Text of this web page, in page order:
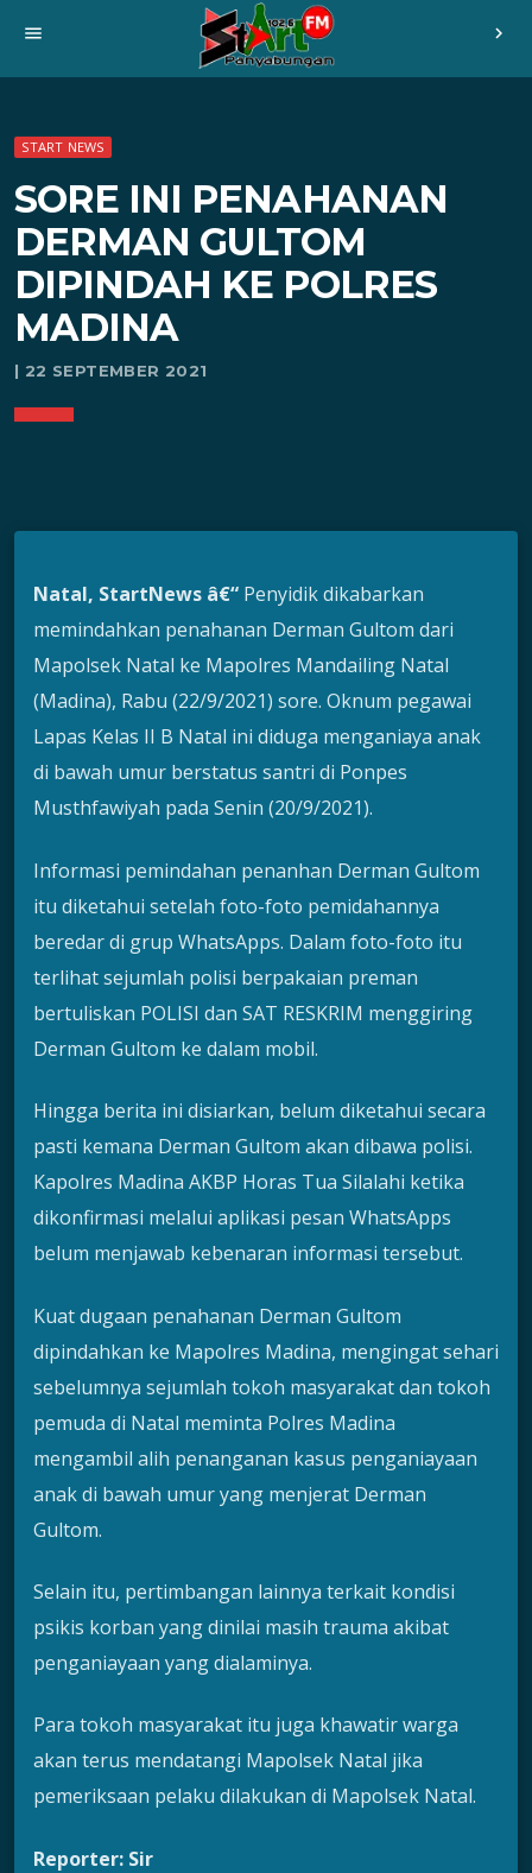
menu chevron_right
START NEWS
SORE INI PENAHANAN
DERMAN GULTOM
DIPINDAH KE POLRES
MADINA
| 22 SEPTEMBER 2021
Natal, StartNews â€“ Penyidik dikabarkan
memindahkan penahanan Derman Gultom dari
Mapolsek Natal ke Mapolres Mandailing Natal
(Madina), Rabu (22/9/2021) sore. Oknum pegawai
Lapas Kelas II B Natal ini diduga menganiaya anak
di bawah umur berstatus santri di Ponpes
Musthfawiyah pada Senin (20/9/2021).
Informasi pemindahan penanhan Derman Gultom
itu diketahui setelah foto-foto pemidahannya
beredar di grup WhatsApps. Dalam foto-foto itu
terlihat sejumlah polisi berpakaian preman
bertuliskan POLISI dan SAT RESKRIM menggiring
Derman Gultom ke dalam mobil.
Hingga berita ini disiarkan, belum diketahui secara
pasti kemana Derman Gultom akan dibawa polisi.
Kapolres Madina AKBP Horas Tua Silalahi ketika
dikonfirmasi melalui aplikasi pesan WhatsApps
belum menjawab kebenaran informasi tersebut.
Kuat dugaan penahanan Derman Gultom
dipindahkan ke Mapolres Madina, mengingat sehari
sebelumnya sejumlah tokoh masyarakat dan tokoh
pemuda di Natal meminta Polres Madina
mengambil alih penanganan kasus penganiayaan
anak di bawah umur yang menjerat Derman
Gultom.
Selain itu, pertimbangan lainnya terkait kondisi
psikis korban yang dinilai masih trauma akibat
penganiayaan yang dialaminya.
Para tokoh masyarakat itu juga khawatir warga
akan terus mendatangi Mapolsek Natal jika
pemeriksaan pelaku dilakukan di Mapolsek Natal.
Reporter: Sir